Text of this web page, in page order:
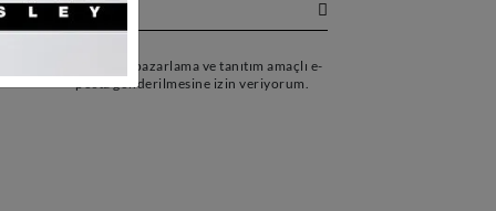
Tarafıma pazarlama ve tanıtım amaçlı e-
posta gönderilmesine izin veriyorum.